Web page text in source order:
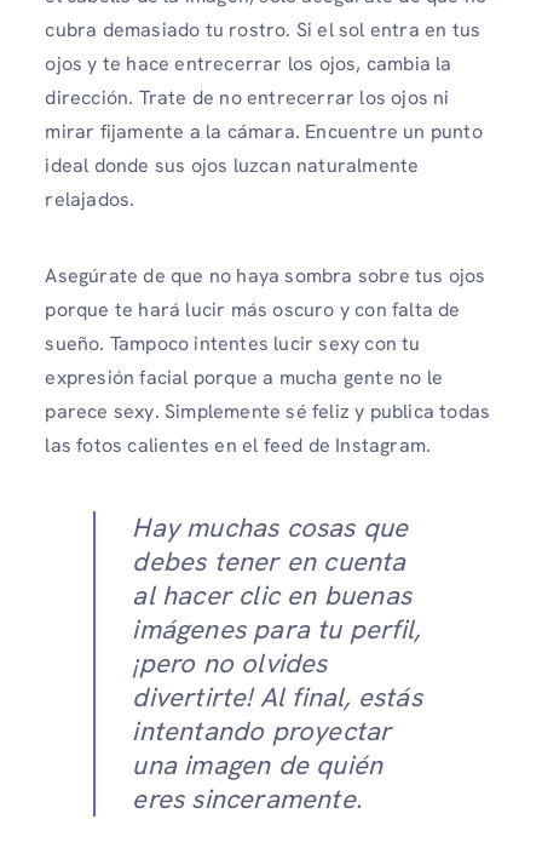
cubra demasiado tu rostro. Si el sol entra en tus
ojos y te hace entrecerrar los ojos, cambia la
dirección. Trate de no entrecerrar los ojos ni
mirar fijamente a la cámara. Encuentre un punto
ideal donde sus ojos luzcan naturalmente
relajados.
Asegúrate de que no haya sombra sobre tus ojos
porque te hará lucir más oscuro y con falta de
sueño. Tampoco intentes lucir sexy con tu
expresión facial porque a mucha gente no le
parece sexy. Simplemente sé feliz y publica todas
las fotos calientes en el feed de Instagram.
Hay muchas cosas que
debes tener en cuenta
al hacer clic en buenas
imágenes para tu perfil,
¡pero no olvides
divertirte! Al final, estás
intentando proyectar
una imagen de quién
eres sinceramente.